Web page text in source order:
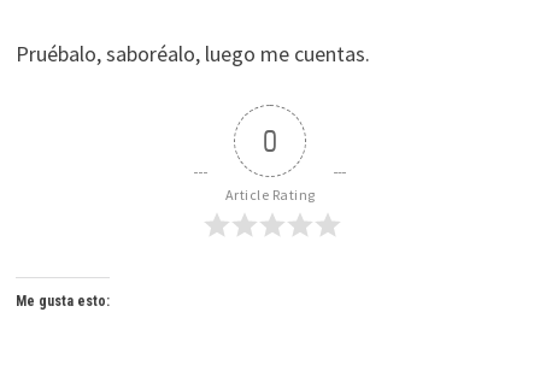
Pruébalo, saboréalo, luego me cuentas.
0
Article Rating
Me gusta esto: